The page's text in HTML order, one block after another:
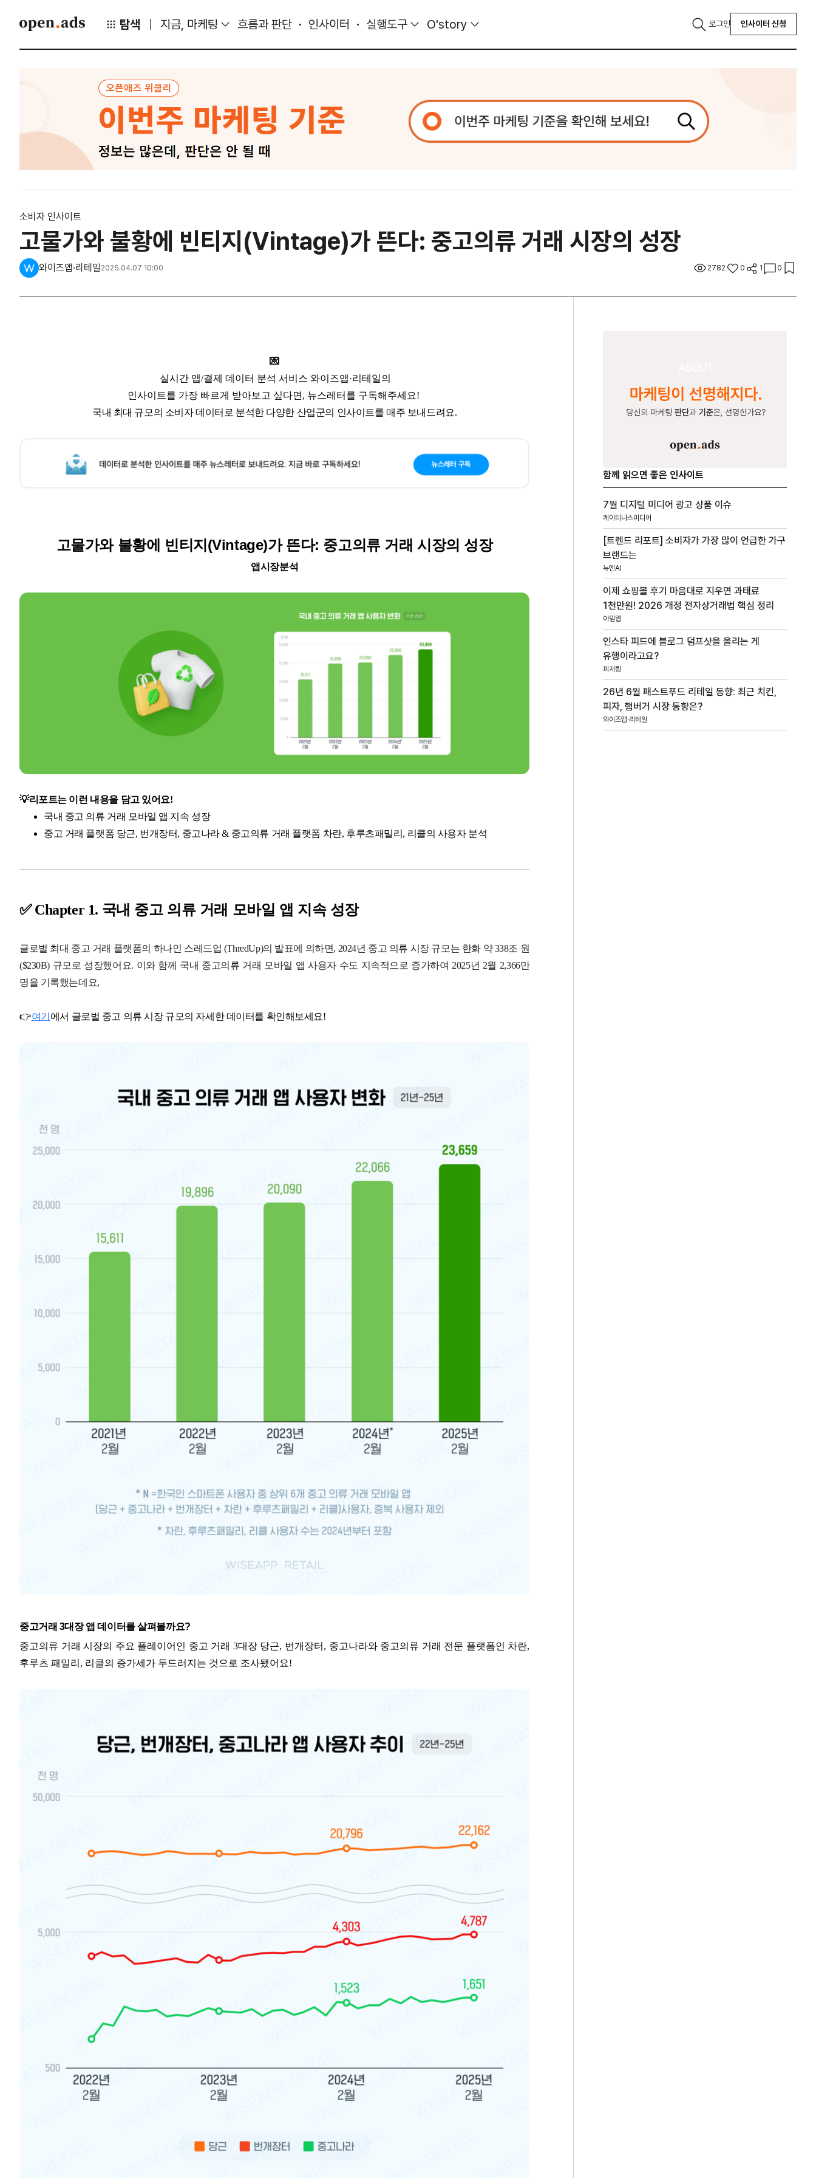
탐색 지금, 마케팅 흐름과 판단 인사이터 실행도구 O'story 로그인 인사이터 신청
소비자 인사이트
고물가와 불황에 빈티지(Vintage)가 뜬다: 중고의류 거래 시장의 성장
와이즈앱·리테일 2025.04.07 10:00 2782 0 1 0
💌
실시간 앱/결제 데이터 분석 서비스 와이즈앱·리테일의
인사이트를 가장 빠르게 받아보고 싶다면, 뉴스레터를 구독해주세요!
국내 최대 규모의 소비자 데이터로 분석한 다양한 산업군의 인사이트를 매주 보내드려요.
고물가와 불황에 빈티지(Vintage)가 뜬다: 중고의류 거래 시장의 성장
앱시장분석
💡리포트는 이런 내용을 담고 있어요!
국내 중고 의류 거래 모바일 앱 지속 성장
중고 거래 플랫폼 당근, 번개장터, 중고나라 & 중고의류 거래 플랫폼 차란, 후루츠패밀리, 리클의 사용자 분석
✅Chapter 1. 국내 중고 의류 거래 모바일 앱 지속 성장
글로벌 최대 중고 거래 플랫폼의 하나인 스레드업 (ThredUp)의 발표에 의하면, 2024년 중고 의류 시장 규모는 한화 약 338조 원
($230B) 규모로 성장했어요. 이와 함께 국내 중고의류 거래 모바일 앱 사용자 수도 지속적으로 증가하여 2025년 2월 2,366만
명을 기록했는데요,
👉여기 에서 글로벌 중고 의류 시장 규모의 자세한 데이터를 확인해보세요!
중고거래 3대장 앱 데이터를 살펴볼까요?
중고의류 거래 시장의 주요 플레이어인 중고 거래 3대장 당근, 번개장터, 중고나라와 중고의류 거래 전문 플랫폼인 차란,
후루츠 패밀리, 리클의 증가세가 두드러지는 것으로 조사됐어요!
함께 읽으면 좋은 인사이트
7월 디지털 미디어 광고 상품 이슈
케이티나스미디어
[트렌드 리포트] 소비자가 가장 많이 언급한 가구
브랜드는
뉴엔AI
이제 쇼핑몰 후기 마음대로 지우면 과태료
1천만원! 2026 개정 전자상거래법 핵심 정리
아임웹
인스타 피드에 블로그 덤프샷을 올리는 게
유행이라고요?
피처링
26년 6월 패스트푸드 리테일 동향: 최근 치킨,
피자, 햄버거 시장 동향은?
와이즈앱·리테일